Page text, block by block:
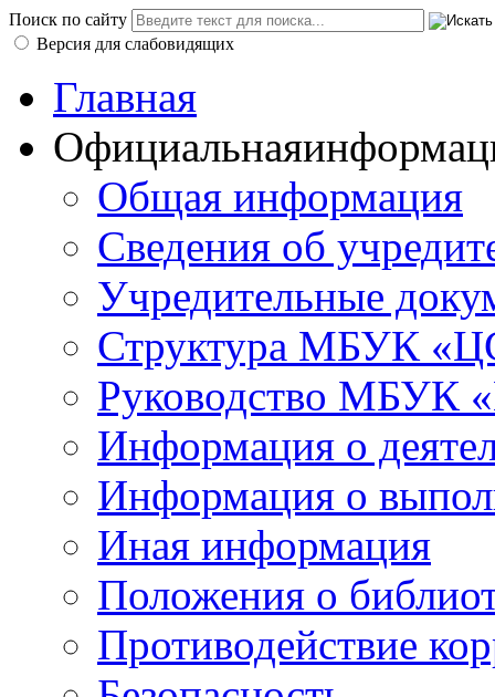
Поиск по сайту
Версия для слабовидящих
Главная
Официальная
Общая информация
Сведения об
Учредительные
Структура МБУК
Руководство МБУК
Информация о
Информация о
Иная информация
Положения о
Противодействие